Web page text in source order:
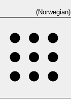
(Norwegian)